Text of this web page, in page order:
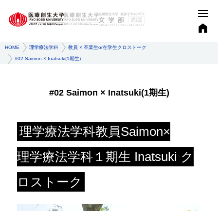
HOME 理学療法学科 教員 × 卒業生or在学生クロストーク
#02 Saimon × Inatsuki(1期生)
#02 Saimon × Inatsuki(1期生)
理学療法学科教員Saimon×
理学療法学科１期生 Inatsuki ク
ロストーク